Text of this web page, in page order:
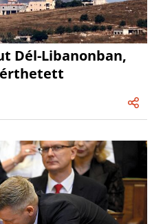
Dél-Libanonban,